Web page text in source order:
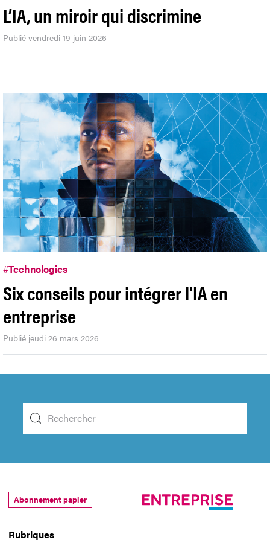
L’IA, un miroir qui discrimine
Publié vendredi 19 juin 2026
#Technologies
Six conseils pour intégrer l'IA en
entreprise
Publié jeudi 26 mars 2026
Rubriques
Abonnement papier